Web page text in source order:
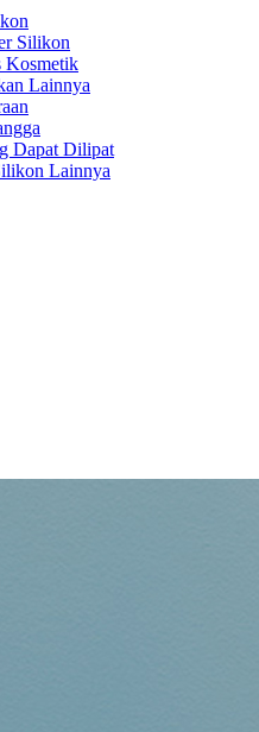
Silikon
Kosmetik
Lainnya
Dapat Dilipat
Lainnya